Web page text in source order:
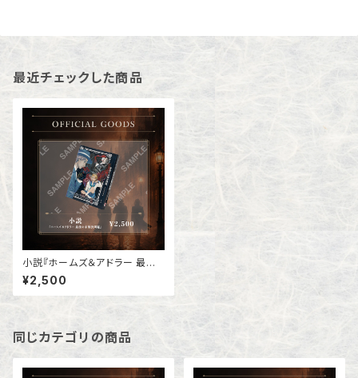
最近チェックした商品
小説『ホームズ＆アドラー 最後
の未解決事件』
¥2,500
同じカテゴリの商品